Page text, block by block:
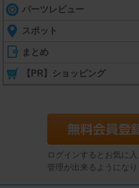
パーツレビュー
スポット
まとめ
【PR】ショッピング
ログインするとお気に
管理が出来るようになり